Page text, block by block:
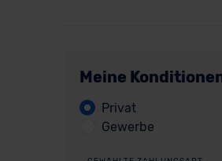
Meine
Privat
Gewerbe